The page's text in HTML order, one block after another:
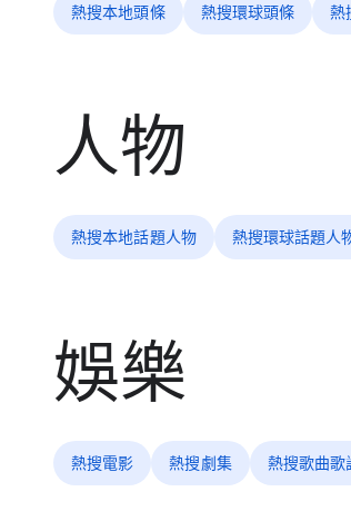
熱搜本地頭條 熱搜環球頭條 熱
人物
熱搜本地話題人物 熱搜環球話題人
娛樂
熱搜電影 熱搜劇集 熱搜歌曲歌